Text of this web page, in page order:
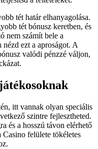
tét határ elhanyagolása.
tét bónusz keretben, és
nem számít bele a
ezt a aproságot. A
valódi pénzzé váljon,
itt vannak olyan speciális
szintre fejlesztheted.
és a hosszú távon elérhető
felülete tökéletes